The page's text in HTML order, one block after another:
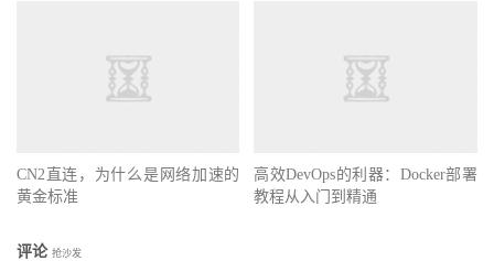
CN2直连，为什么是网络加速的
黄金标准
高效DevOps的利器：Docker部署
教程从入门到精通
评论 抢沙发